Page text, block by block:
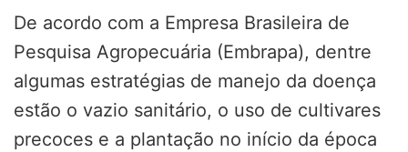
De acordo com a Empresa Brasileira de
Pesquisa Agropecuária (Embrapa), dentre
algumas estratégias de manejo da doença
estão o vazio sanitário, o uso de cultivares
precoces e a plantação no início da época